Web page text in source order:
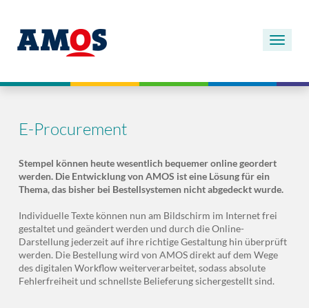
E-Procurement
Stempel können heute wesentlich bequemer online geordert
werden. Die Entwicklung von AMOS ist eine Lösung für ein
Thema, das bisher bei Bestellsystemen nicht abgedeckt wurde.
Individuelle Texte können nun am Bildschirm im Internet frei
gestaltet und geändert werden und durch die Online-
Darstellung jederzeit auf ihre richtige Gestaltung hin überprüft
werden. Die Bestellung wird von AMOS direkt auf dem Wege
des digitalen Workflow weiterverarbeitet, sodass absolute
Fehlerfreiheit und schnellste Belieferung sichergestellt sind.